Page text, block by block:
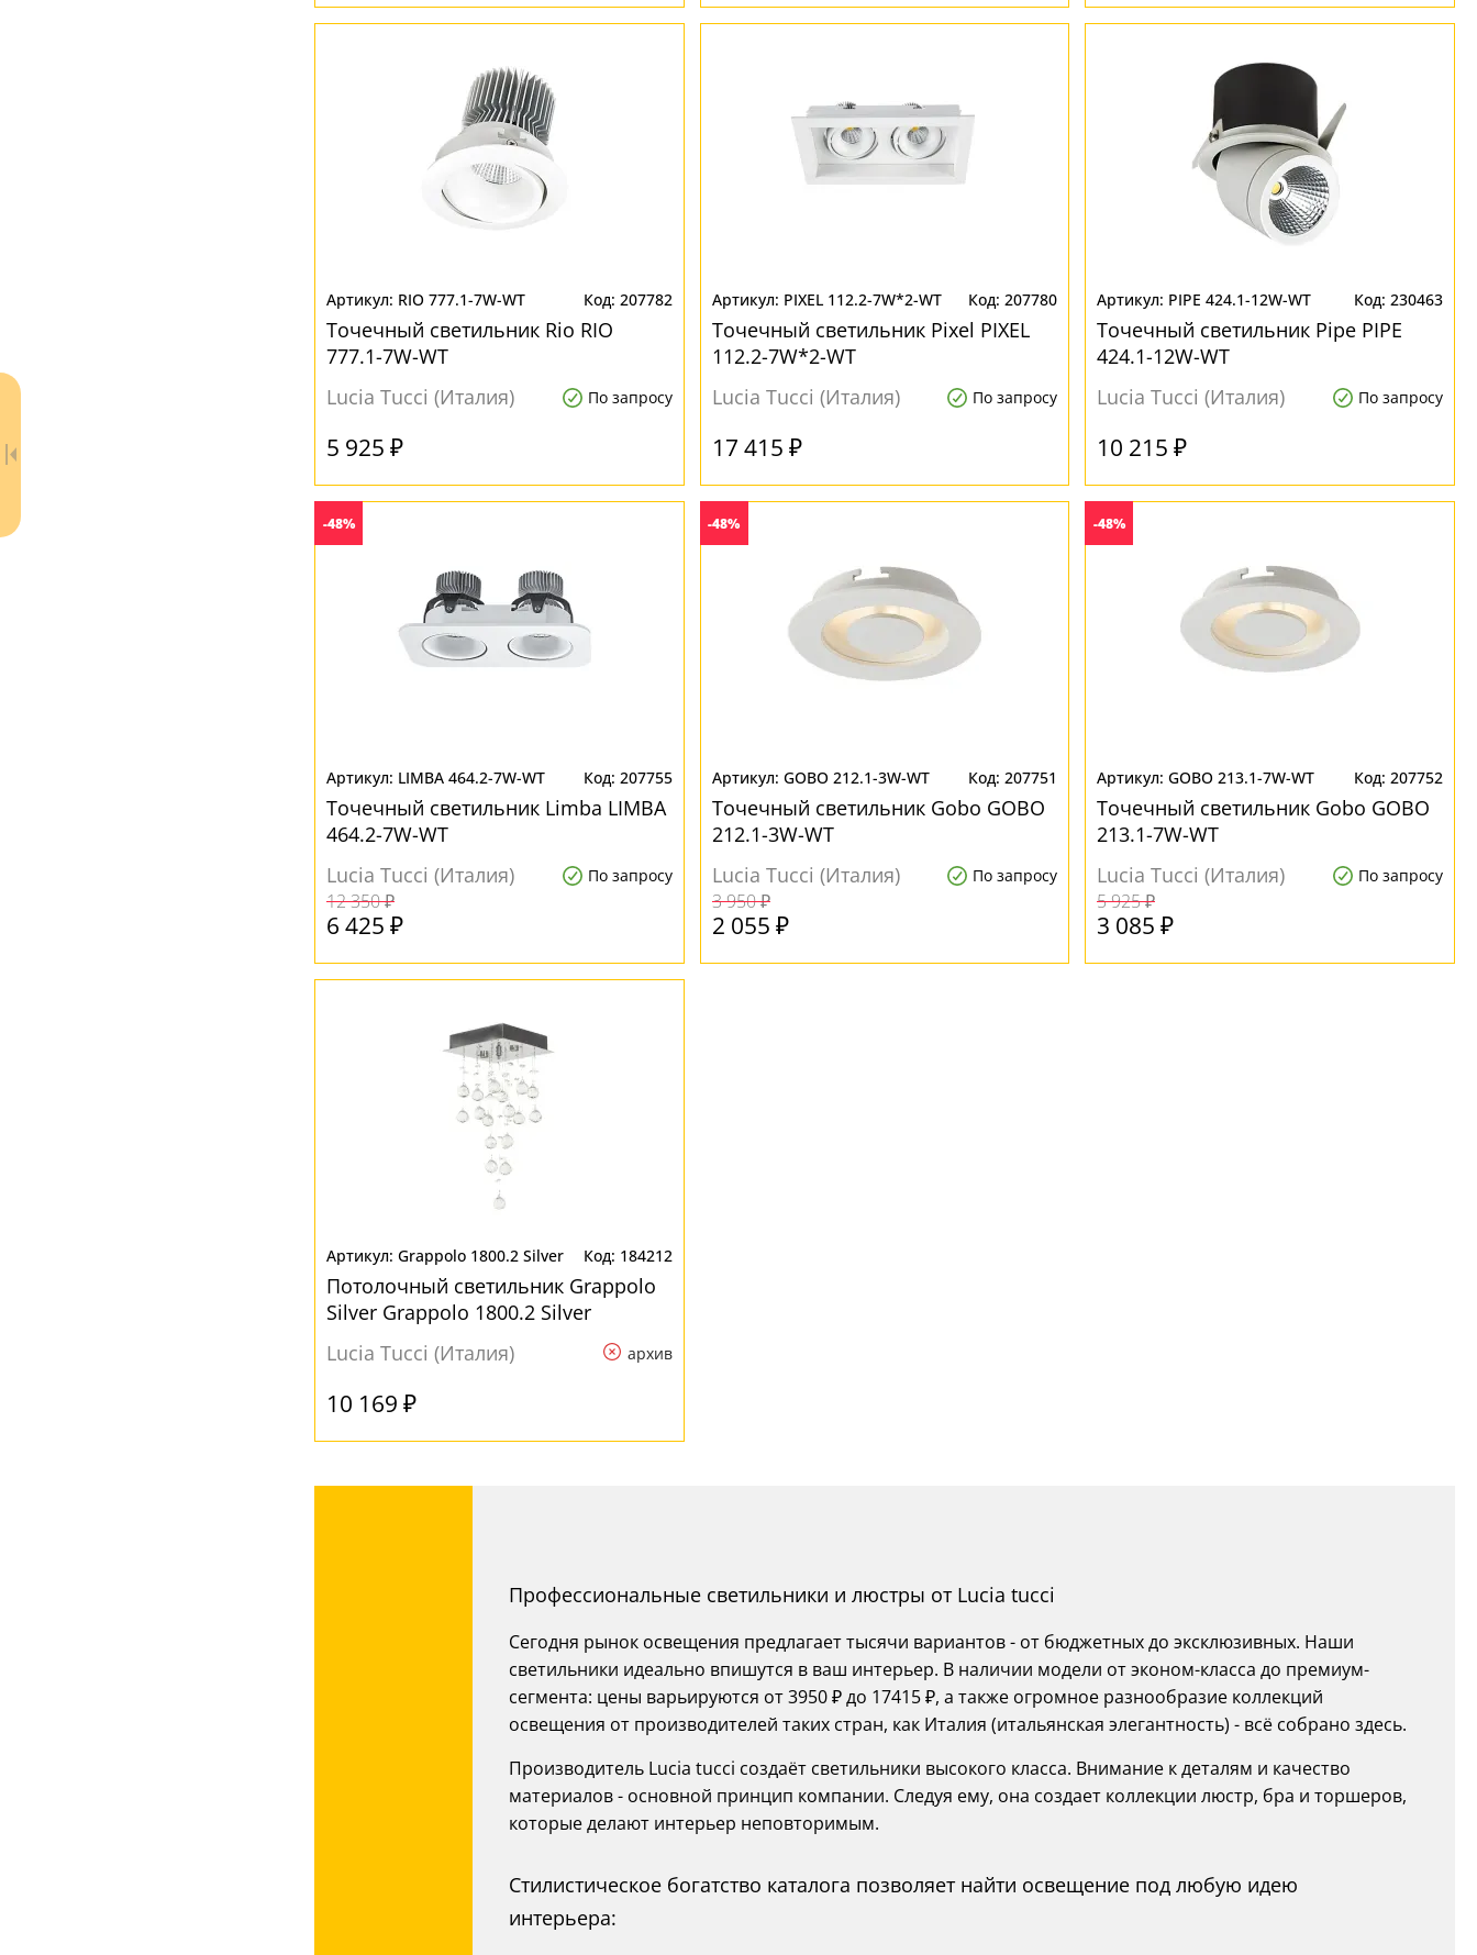
RIO 777.1-7W-WT 207782
Точечный светильник Rio RIO
777.1-7W-WT
Lucia Tucci (Италия)
По запросу
5 925 ₽
PIXEL 112.2-7W*2-WT 207780
Точечный светильник Pixel PIXEL
112.2-7W*2-WT
Lucia Tucci (Италия)
По запросу
17 415 ₽
PIPE 424.1-12W-WT 230463
Точечный светильник Pipe PIPE
424.1-12W-WT
Lucia Tucci (Италия)
По запросу
10 215 ₽
-48%
LIMBA 464.2-7W-WT 207755
Точечный светильник Limba LIMBA
464.2-7W-WT
Lucia Tucci (Италия)
По запросу
12 350 ₽
6 425 ₽
-48%
GOBO 212.1-3W-WT 207751
Точечный светильник Gobo GOBO
212.1-3W-WT
Lucia Tucci (Италия)
По запросу
3 950 ₽
2 055 ₽
-48%
GOBO 213.1-7W-WT 207752
Точечный светильник Gobo GOBO
213.1-7W-WT
Lucia Tucci (Италия)
По запросу
5 925 ₽
3 085 ₽
Grappolo 1800.2 Silver 184212
Потолочный светильник Grappolo
Silver Grappolo 1800.2 Silver
Lucia Tucci (Италия)
архив
10 169 ₽
Профессиональные светильники и люстры от Lucia tucci
Сегодня рынок освещения предлагает тысячи вариантов - от бюджетных до эксклюзивных. Наши
светильники идеально впишутся в ваш интерьер. В наличии модели от эконом-класса до премиум-
сегмента: цены варьируются от 3950 ₽ до 17415 ₽, а также огромное разнообразие коллекций
освещения от производителей таких стран, как Италия (итальянская элегантность) - всё собрано здесь.
Производитель Lucia tucci создаёт светильники высокого класса. Внимание к деталям и качество
материалов - основной принцип компании. Следуя ему, она создает коллекции люстр, бра и торшеров,
которые делают интерьер неповторимым.
Стилистическое богатство каталога позволяет найти освещение под любую идею
интерьера: